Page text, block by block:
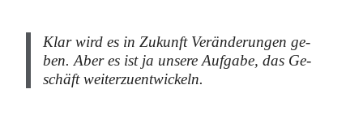
Klar wird es in Zu­kunft Ver­än­de­run­gen ge­
ben. Aber es ist ja un­se­re Auf­ga­be, das Ge­
schäft wei­ter­zu­ent­wi­ckeln.